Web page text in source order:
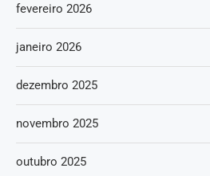
fevereiro 2026
janeiro 2026
dezembro 2025
novembro 2025
outubro 2025